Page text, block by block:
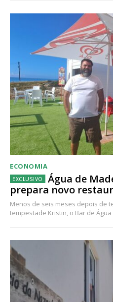
ECONOMIA
Água de
prepara novo
Menos de seis meses depois de
tempestade Kristin, o Bar de